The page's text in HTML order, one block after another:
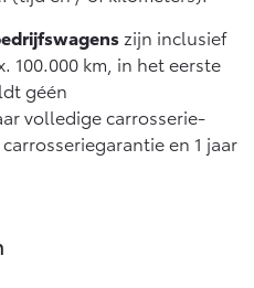
Toyota C-HR
OOK ALS PLUG-IN
HYBRIDE
zijn inclusief
100.000 km, in het eerste
géén
volledige carrosserie-
en 1 jaar